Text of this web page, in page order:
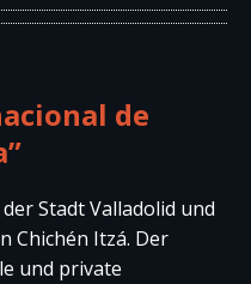
de
Stadt Valladolid und
Chichén Itzá. Der
und private